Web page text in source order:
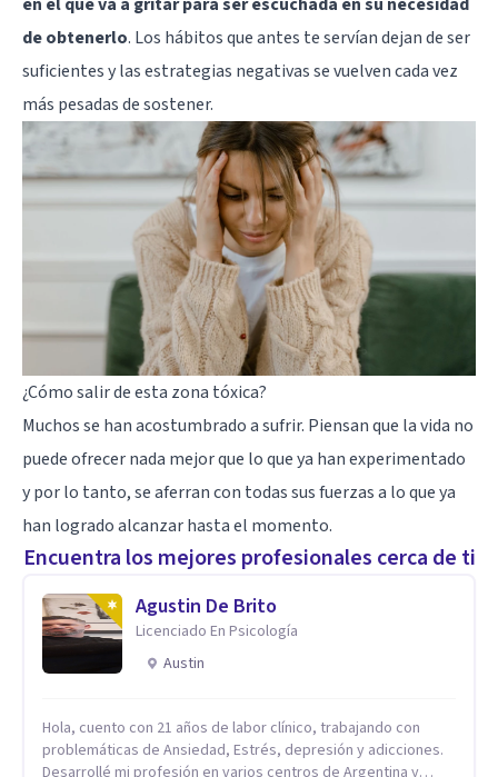
de obtenerlo. Los hábitos que antes te servían dejan de ser
suficientes y las estrategias negativas se vuelven cada vez
más pesadas de sostener.
¿Cómo salir de esta zona tóxica?
Muchos se han acostumbrado a sufrir. Piensan que la vida no
puede ofrecer nada mejor que lo que ya han experimentado
y por lo tanto, se aferran con todas sus fuerzas a lo que ya
han logrado alcanzar hasta el momento.
Encuentra los mejores profesionales cerca de ti
Agustin De Brito
Licenciado En Psicología
Austin
Hola, cuento con 21 años de labor clínico, trabajando con
problemáticas de Ansiedad, Estrés, depresión y adicciones.